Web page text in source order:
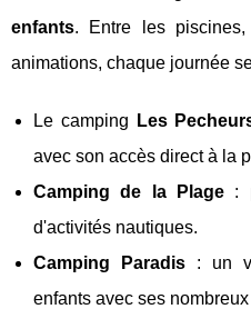
enfants. Entre les
animations, chaque journée
Le camping Les
avec son accès direct à la
Camping de la Plage:
d'activités nautiques.
Camping Paradis: un
enfants avec ses